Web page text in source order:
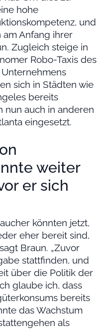
hohe
und
Anfang ihrer
Zugleich steige in
Robo-Taxis des
sich in Städten wie
bereits
nun auch in anderen
eingesetzt.
weiter
er sich
könnten jetzt,
eher bereit sind,
Braun. „Zuvor
stattfinden, und
über die Politik der
glaube ich, dass
bereits
das Wachstum
als